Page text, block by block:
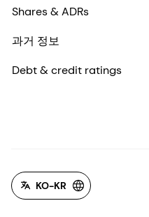
Shares & ADRs
과거 정보
Debt & credit ratings
KO-KR